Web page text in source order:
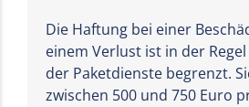
Die Haftung bei einer
einem Verlust ist in der
der Paketdienste begrenzt.
zwischen 500 und 750 Euro